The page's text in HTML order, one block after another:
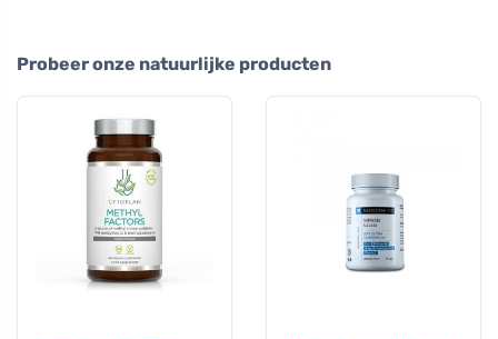
Probeer onze natuurlijke producten